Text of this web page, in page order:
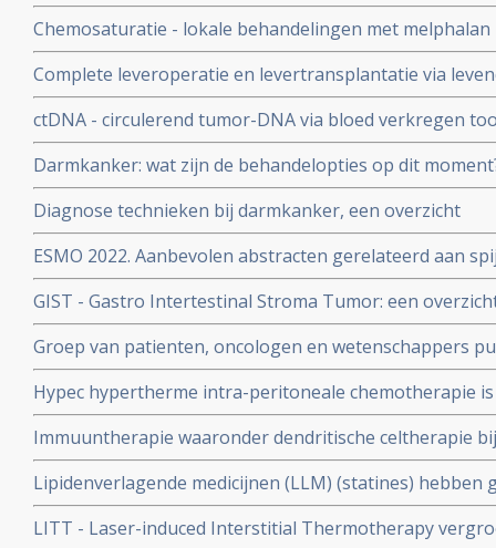
Chemosaturatie - lokale behandelingen met
vanuit een melanoom of andere vormen van kanker
copy 2
Complete leveroperatie en levertransplantatie via
geselecteerde darmkankerpatienten met beperkte
resultaten
ctDNA - circulerend tumor-DNA via bloed verkregen
meerwaarde t.o.v. chemotherapie maar afbouwen van
ctDNA test speelt daarin cruciale rol
Darmkanker: wat zijn de behandelopties op dit
studierapport dat een overzicht geeft van recente
darmkanker
Diagnose technieken bij darmkanker, een overzicht
ESMO 2022. Aanbevolen abstracten gerelateerd aan
darmkanker, maagkanker, leverkanker en
oncologen
GIST - Gastro Intertestinal Stroma Tumor: een
behandelingen gerelateerd aan GIST
Groep van patienten, oncologen en wetenschappers
aanbevelingen waaraan wetenschappelijk onderzoek
voldoen om betere overall overleving te
Hypec hypertherme intra-peritoneale chemotherapie
uitgezaaide darmkanker soms nog een optie.
Immuuntherapie waaronder dendritische celtherapie
overzicht
Lipidenverlagende medicijnen (LLM) (statines) hebben
overleving van kankerpatienten met borstkanker,
copy 1
LITT - Laser-induced Interstitial Thermotherapy